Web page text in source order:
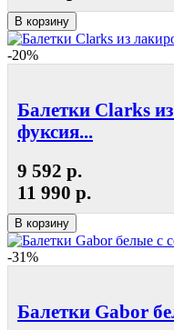
В корзину
-20%
Балетки Clarks
фуксия...
9 592 р.
11 990 р.
В корзину
-31%
Балетки Gabor